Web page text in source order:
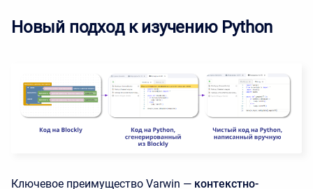
Новый подход к изучению Python
Ключевое преимущество Varwin — контекстно-